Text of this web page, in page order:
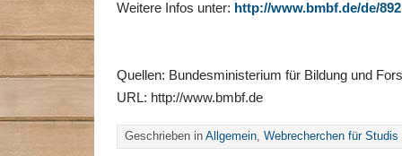
Weitere Infos unter: http://www.bmbf.de/de/
Quellen: Bundesministerium für Bildung und
URL: http://www.bmbf.de
Geschrieben in Allgemein, Webrecherchen für Studis